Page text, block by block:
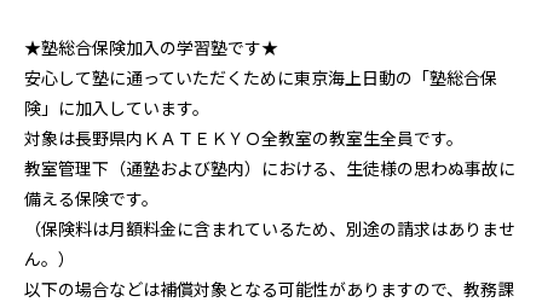
★塾総合保険加入の学習塾です★
安心して塾に通っていただくために東京海上日動の「塾総合保
険」に加入しています。
対象は長野県内ＫＡＴＥＫＹＯ全教室の教室生全員です。
教室管理下（通塾および塾内）における、生徒様の思わぬ事故に
備える保険です。
（保険料は月額料金に含まれているため、別途の請求はありませ
ん。）
以下の場合などは補償対象となる可能性がありますので、教務課